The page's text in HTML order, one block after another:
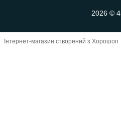
2026 ©
Інтернет-магазин створений з Хорошоп